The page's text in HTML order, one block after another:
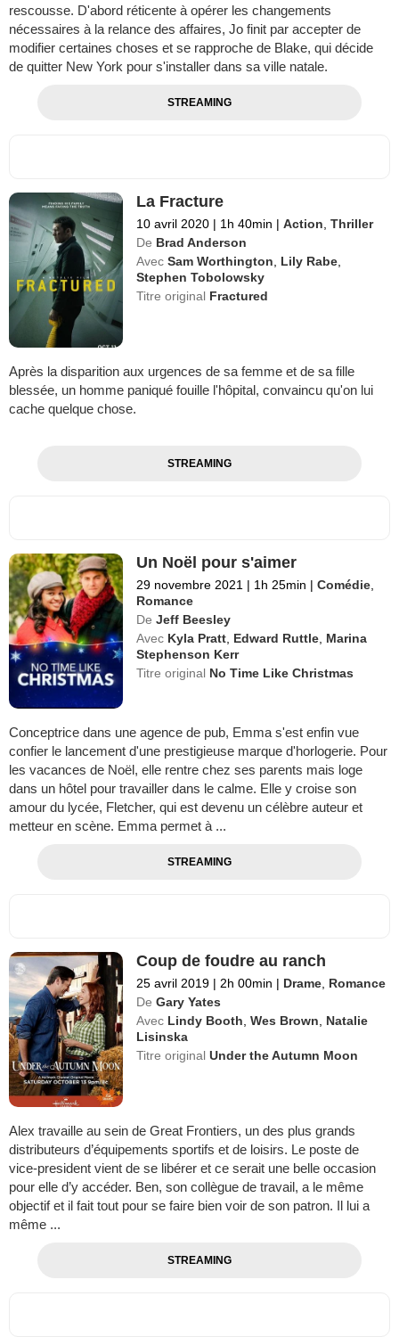
rescousse. D'abord réticente à opérer les changements
nécessaires à la relance des affaires, Jo finit par accepter de
modifier certaines choses et se rapproche de Blake, qui décide
de quitter New York pour s'installer dans sa ville natale.
STREAMING
La Fracture
10 avril 2020 | 1h 40min | Action ,Thriller
De Brad Anderson
Avec Sam Worthington Lily Rabe
Stephen Tobolowsky
Titre original Fractured
Après la disparition aux urgences de sa femme et de sa fille
blessée, un homme paniqué fouille l'hôpital, convaincu qu'on lui
cache quelque chose.
STREAMING
Un Noël pour s'aimer
29 novembre 2021 | 1h 25min | Comédie
Romance
De Jeff Beesley
Avec Kyla Pratt Edward Ruttle Marina
Stephenson Kerr
Titre original No Time Like Christmas
Conceptrice dans une agence de pub, Emma s'est enfin vue
confier le lancement d'une prestigieuse marque d'horlogerie. Pour
les vacances de Noël, elle rentre chez ses parents mais loge
dans un hôtel pour travailler dans le calme. Elle y croise son
amour du lycée, Fletcher, qui est devenu un célèbre auteur et
metteur en scène. Emma permet à ...
STREAMING
Coup de foudre au ranch
25 avril 2019 | 2h 00min | Drame Romance
De Gary Yates
Avec Lindy Booth ,Wes Brown
Natalie
Lisinska
Titre originalUnder the Autumn Moon
Alex travaille au sein de Great Frontiers, un des plus grands
distributeurs d’équipements sportifs et de loisirs. Le poste de
vice-president vient de se libérer et ce serait une belle occasion
pour elle d’y accéder. Ben, son collègue de travail, a le même
objectif et il fait tout pour se faire bien voir de son patron. Il lui a
même ...
STREAMING